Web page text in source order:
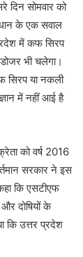
दिन सोमवार को
के एक सवाल
में कफ सिरप
भी चलेगा।
सिरप या नकली
में नहीं आई है
को वर्ष 2016
सरकार ने इस
कि एसटीएफ
दोषियों के
कि उत्तर प्रदेश